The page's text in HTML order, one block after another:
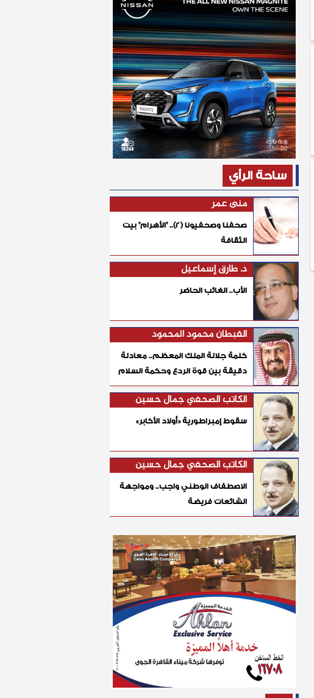
ساحة الرأي
منى عمر
صحفنا وصحفيونا (٢).. "الأهرام" بيت
الثقافة
د. طارق إسماعيل
الأب.. الغائب الحاضر
القبطان محمود المحمود
كلمة جلالة الملك المعظم.. معادلة
دقيقة بين قوة الردع وحكمة السلام
الكاتب الصحفي جمال حسين
سقوط إمبراطورية «أولاد الأكابر»
الكاتب الصحفي جمال حسين
الاصطفاف الوطني واجب.. ومواجهة
الشائعات فريضة